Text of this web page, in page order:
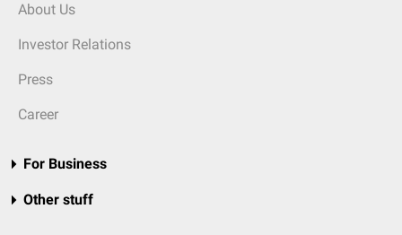
About Us
Investor Relations
Press
Career
For Business
Other stuff